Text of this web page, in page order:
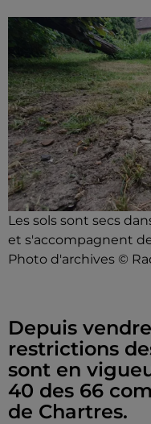
Les sols sont secs
et s'accompagnent
Photo d'archives ©
Depuis
restrictions
sont en
40 des 66
de Chartres.